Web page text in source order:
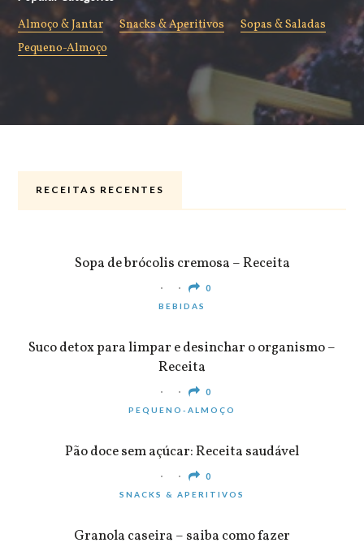
Almoço & Jantar Snacks & Aperitivos
Sopas & Saladas
Pequeno-Almoço
RECEITAS RECENTES
Sopa de brócolis cremosa – Receita
0
BEBIDAS
Suco detox para limpar e desinchar o organismo –
Receita
0
PEQUENO-ALMOÇO
Pão doce sem açúcar: Receita saudável
0
SNACKS & APERITIVOS
Granola caseira – saiba como fazer